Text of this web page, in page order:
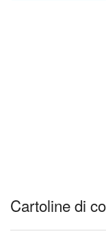
Cartoline musicali
Cartoline di